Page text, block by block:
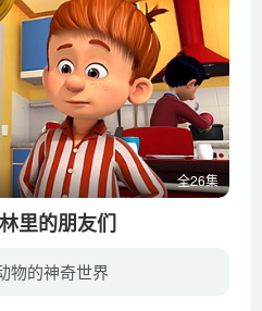
全26集
里的朋友们
物的神奇世界